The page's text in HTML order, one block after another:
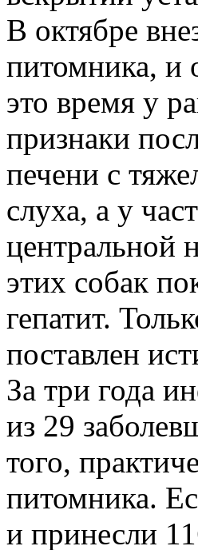
В октябре
питомника, и
это время у
признаки
печени с
слуха, а у
центральной
этих собак
гепатит.
поставлен
За три года
из 29
того,
питомника.
и принесли